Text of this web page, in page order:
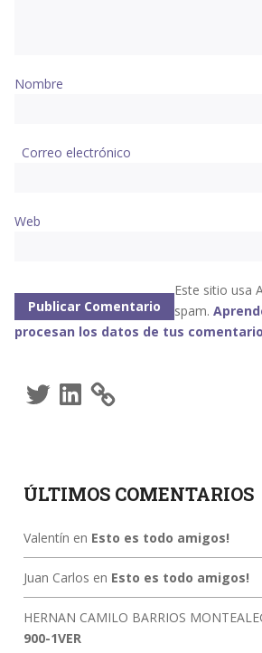
Nombre
Correo electrónico
Web
Este sitio usa
spam.
procesan los datos de tus
TwitterLinkedIn
ÚLTIMOS COMENTARIOS
Valentín en Esto es todo amigos!
Juan Carlos en Esto es todo amigos!
HERNAN CAMILO BARRIOS
900-1VER